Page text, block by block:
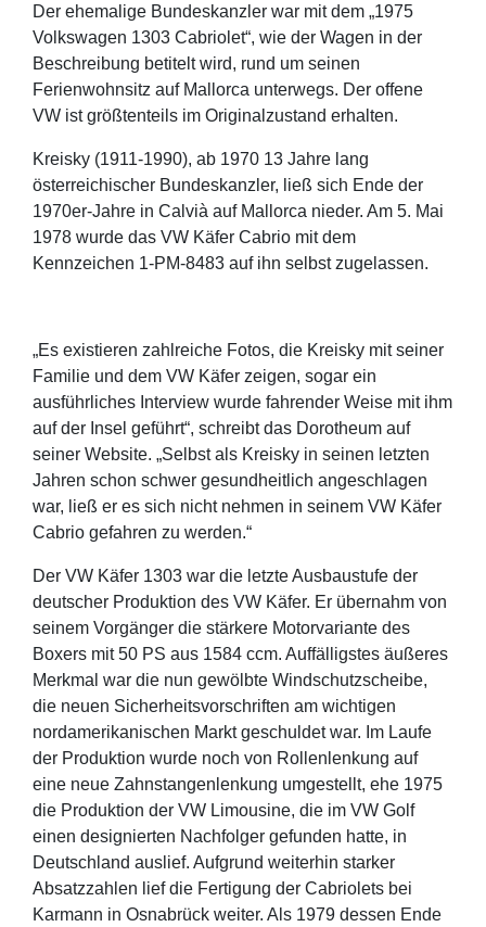
Der ehemalige Bundeskanzler war mit dem „1975
Volkswagen 1303 Cabriolet“, wie der Wagen in der
Beschreibung betitelt wird, rund um seinen
Ferienwohnsitz auf Mallorca unterwegs. Der offene
VW ist größtenteils im Originalzustand erhalten.
Kreisky (1911-1990), ab 1970 13 Jahre lang
österreichischer Bundeskanzler, ließ sich Ende der
1970er-Jahre in Calvià auf Mallorca nieder. Am 5. Mai
1978 wurde das VW Käfer Cabrio mit dem
Kennzeichen 1-PM-8483 auf ihn selbst zugelassen.
„Es existieren zahlreiche Fotos, die Kreisky mit seiner
Familie und dem VW Käfer zeigen, sogar ein
ausführliches Interview wurde fahrender Weise mit ihm
auf der Insel geführt“, schreibt das Dorotheum auf
seiner Website. „Selbst als Kreisky in seinen letzten
Jahren schon schwer gesundheitlich angeschlagen
war, ließ er es sich nicht nehmen in seinem VW Käfer
Cabrio gefahren zu werden.“
Der VW Käfer 1303 war die letzte Ausbaustufe der
deutscher Produktion des VW Käfer. Er übernahm von
seinem Vorgänger die stärkere Motorvariante des
Boxers mit 50 PS aus 1584 ccm. Auffälligstes äußeres
Merkmal war die nun gewölbte Windschutzscheibe,
die neuen Sicherheitsvorschriften am wichtigen
nordamerikanischen Markt geschuldet war. Im Laufe
der Produktion wurde noch von Rollenlenkung auf
eine neue Zahnstangenlenkung umgestellt, ehe 1975
die Produktion der VW Limousine, die im VW Golf
einen designierten Nachfolger gefunden hatte, in
Deutschland auslief. Aufgrund weiterhin starker
Absatzzahlen lief die Fertigung der Cabriolets bei
Karmann in Osnabrück weiter. Als 1979 dessen Ende